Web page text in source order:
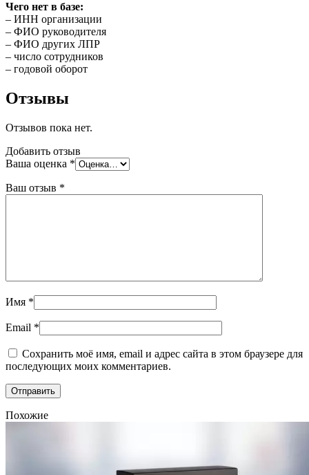
Чего нет в базе:
– ИНН организации
– ФИО руководителя
– ФИО других ЛПР
– число сотрудников
– годовой оборот
Отзывы
Отзывов пока нет.
Добавить отзыв
Ваша оценка *
Ваш отзыв *
Имя *
Email *
Сохранить моё имя, email и адрес сайта в этом браузере для
последующих моих комментариев.
Похожие